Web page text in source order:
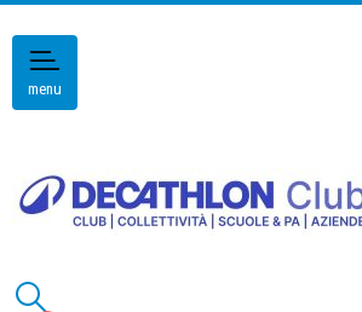
menu